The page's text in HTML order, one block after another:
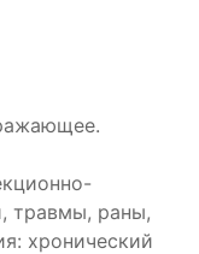
травмы, раны,
хронический